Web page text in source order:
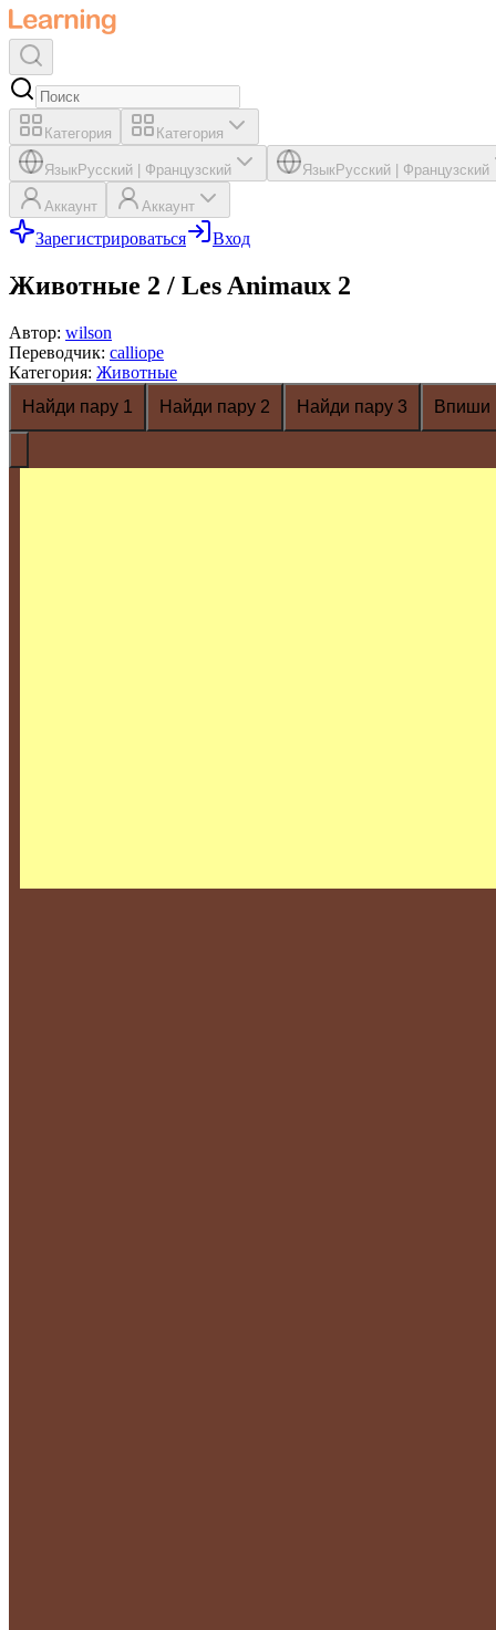
Категория Категория
ЯзыкРусский Французский ЯзыкРусский Французский
Аккаунт Аккаунт
Зарегистрироваться Вход
Животные 2 / Les Animaux 2
Автор: wilson
Переводчик: calliope
Категория: Животные
Найди пару 1
Найди пару 2 Найди пару 3 Впиши